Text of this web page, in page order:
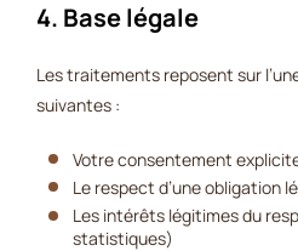
4. Base légale
Les traitements reposent sur
suivantes :
Votre consentement
Le respect d’une obligation
Les intérêts légitimes du
statistiques)